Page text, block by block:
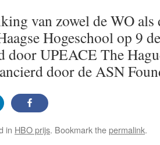
van zowel de WO
Hogeschool op 9
door UPEACE The
door de ASN
in HBO prijs. Bookmark thepermalink.